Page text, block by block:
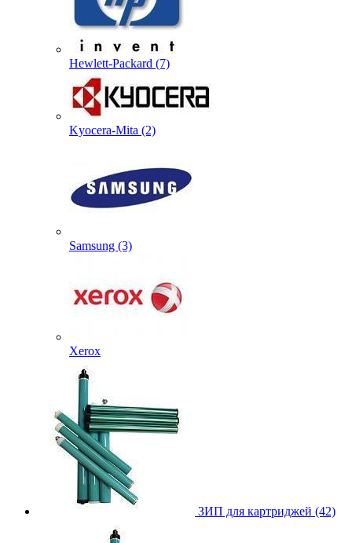
Hewlett-Packard (7)
Kyocera-Mita (2)
Samsung (3)
Xerox
ЗИП для картриджей (42)